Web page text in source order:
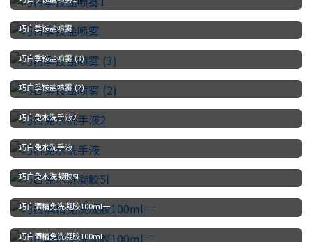
巧白季铵盐喷雾
巧白季铵盐喷雾 (3)
巧白季铵盐喷雾 (2)
巧白免水洗手液2
巧白免水洗手液
巧白免水洗凝胶5l
巧白酒精免洗凝胶100ml一
巧白酒精免洗凝胶100ml二